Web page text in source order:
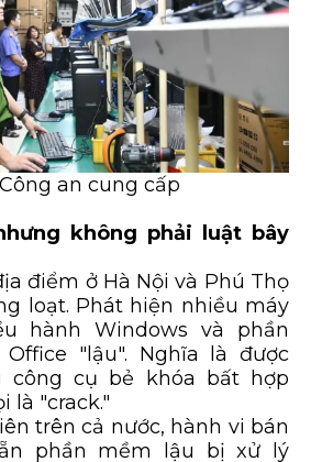
an cung cấp
không phải luật bây
điểm ở Hà Nội và Phú Thọ
loạt. Phát hiện nhiều máy
hành Windows và phần
"lậu". Nghĩa là được
công cụ bẻ khóa bất hợp
là "crack."
trên cả nước, hành vi bán
phần mềm lậu bị xử lý